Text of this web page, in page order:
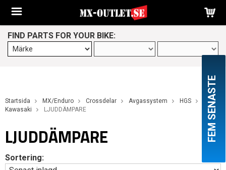
FIND PARTS FOR YOUR BIKE:
Startsida MX/Enduro Crossdelar Avgassystem
HGS
Kawasaki
LJUDDÄMPARE
LJUDDÄMPARE
Sortering:
FEM SENASTE